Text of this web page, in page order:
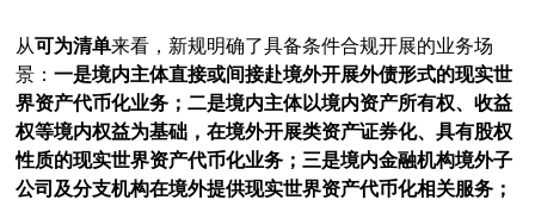
从可为清单来看，新规明确了具备条件合规开展的业务场
景：一是境内主体直接或间接赴境外开展外债形式的现实世
界资产代币化业务；二是境内主体以境内资产所有权、收益
权等境内权益为基础，在境外开展类资产证券化、具有股权
性质的现实世界资产代币化业务；三是境内金融机构境外子
公司及分支机构在境外提供现实世界资产代币化相关服务；